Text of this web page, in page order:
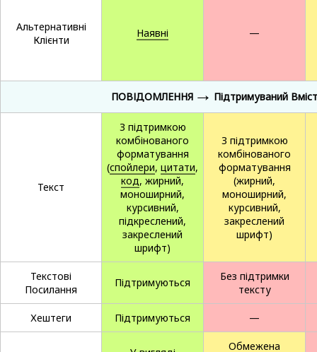
Альтернативні
Клієнти
Наявні —
ПОВІДОМЛЕННЯ → Підтримуваний Вміст
Текст
З підтримкою
комбінованого
форматування
(спойлери, цитати,
код, жирний,
моноширний,
курсивний,
підкреслений,
закреслений
шрифт)
З підтримкою
комбінованого
форматування
(жирний,
моноширний,
курсивний,
закреслений
шрифт)
Текстові
Посилання
Підтримуються
Без підтримки
тексту
Хештеги Підтримуються —
Обмежена